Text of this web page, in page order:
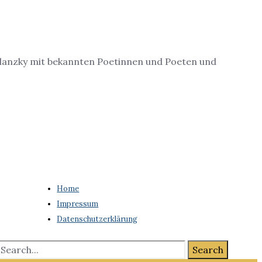
mit bekannten Poetinnen und Poeten und
Home
Impressum
Datenschutzerklärung
Search